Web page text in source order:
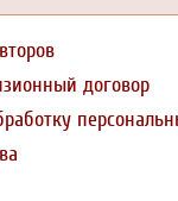
договор